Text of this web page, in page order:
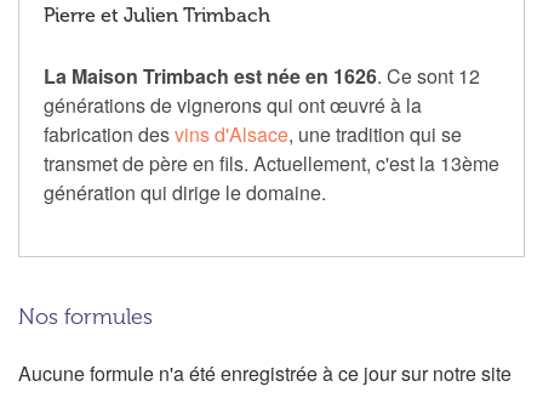
Pierre et Julien Trimbach
La Maison Trimbach est née en 1626. Ce sont 12
générations de vignerons qui ont œuvré à la
fabrication desvins d'Alsace, une tradition qui se
transmet de père en fils. Actuellement, c'est la 13ème
génération qui dirige le domaine.
Nos formules
Aucune formule n'a été enregistrée à ce jour sur notre site